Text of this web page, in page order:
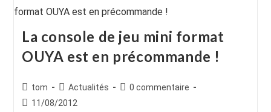
La console de jeu mini format
OUYA est en précommande !
Auteur/autrice
de
tom
Post
category:
Actualités
Commentaires
0 commentaire
Publication
11/08/2012